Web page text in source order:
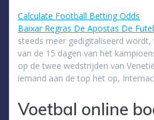
Calculate Football Betting Odds
Baixar Regras De Apostas De
steeds meer gedigitaliseerd
van de 15 dagen van het
op de twee wedstrijden van
iemand aan de top het op,
Voetbal online